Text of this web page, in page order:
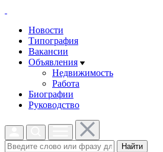
Новости
Типография
Вакансии
Объявления
Недвижимость
Работа
Биографии
Руководство
Найти